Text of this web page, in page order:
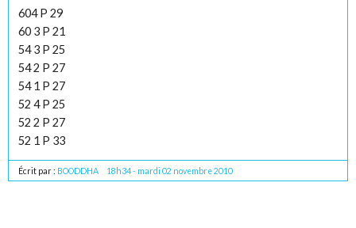
604 P 29
60 3 P 21
54 3 P 25
54 2 P 27
54 1 P 27
52 4 P 25
52 2 P 27
52 1 P 33
Écrit par : BOODDHA 18h34- mardi 02 novembre 2010